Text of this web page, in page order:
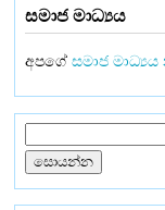
සමාජ මාධ්‍යය
අපගේසමාජ